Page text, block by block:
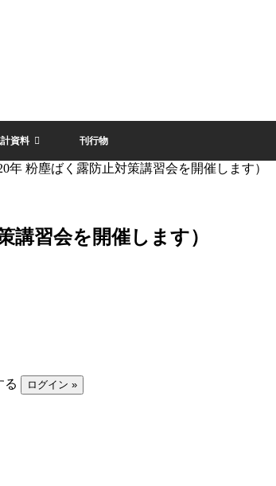
資料 刊行物
粉塵ばく露防止対策講習会を開催します）
講習会を開催します）
る